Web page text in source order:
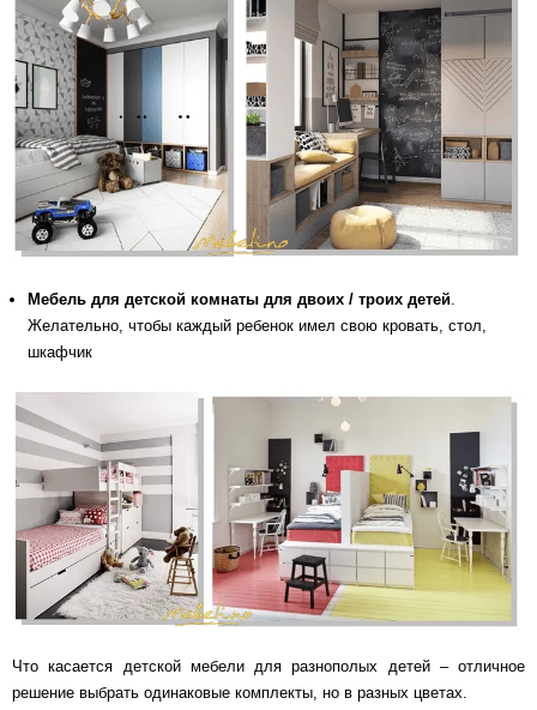
Мебель для детской комнаты для двоих / троих детей
Желательно, чтобы каждый ребенок имел свою кровать, стол,
шкафчик
Что касается детской мебели для разнополых детей – отличное
решение выбрать одинаковые комплекты, но в разных цветах.